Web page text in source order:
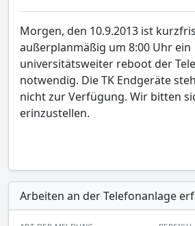
Morgen, den 10.9.2013 ist
außerplanmäßig um 8:00 Uhr ein
universitätsweiter reboot der
notwendig. Die TK Endgeräte
nicht zur Verfügung. Wir bitten
erinzustellen.
Arbeiten an der Telefonanlage